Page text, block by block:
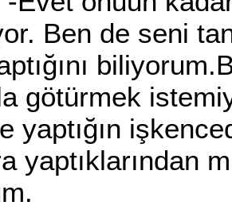
Ben de seni
götürmek
yaptığın
yaptıklarından